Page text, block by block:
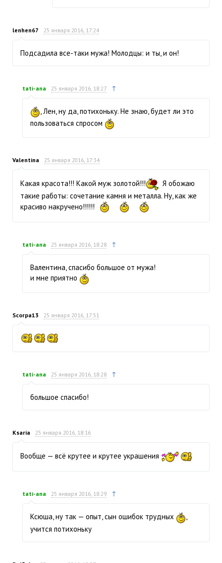
lenhen67 25 января 2016, 17:24
Подсадила все-таки мужа! Молодцы: и ты, и он!
tati-ana 25 января 2016, 18:27 ↑
, Лен, ну да, потихоньку. Не знаю, будет ли это
пользоваться спросом
Valentina 25 января 2016, 17:34
Какая красота!!! Какой муж золотой!!!
Я обожаю
такие работы: сочетание камня и металла. Ну, как же
красиво накручено!!!!!!
tati-ana 25 января 2016, 18:28 ↑
Валентина, спасибо большое от мужа!
и мне приятно
Scorpa13 25 января 2016, 17:51
tati-ana 25 января 2016, 18:28 ↑
большое спасибо!
Ksaria 25 января 2016, 18:16
Вообще — всё крутее и крутее украшения
tati-ana 25 января 2016, 18:29 ↑
Ксюша, ну так — опыт, сын ошибок трудных
,
учится потихоньку